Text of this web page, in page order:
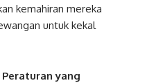
kemahiran mereka
untuk kekal
yang